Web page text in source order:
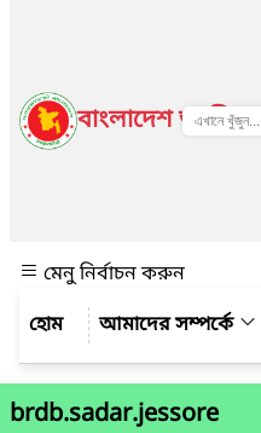
বাংলাদেশ জাতীয়
মেনু নির্বাচন করুন
আমাদের সম্পর্কে
brdb.sadar.jessore